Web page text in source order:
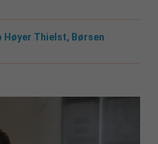
Høyer Thielst, Børsen